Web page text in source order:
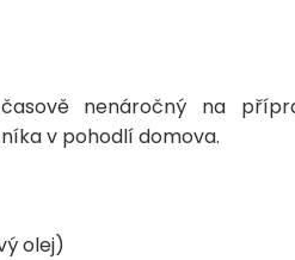
nenáročný na
v pohodlí domova.
olej)